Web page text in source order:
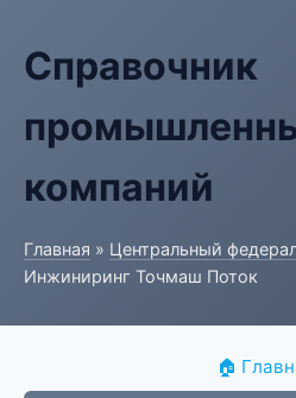
Справочник
компаний
Главная » Центральный
Инжиниринг Точмаш Поток
🏠